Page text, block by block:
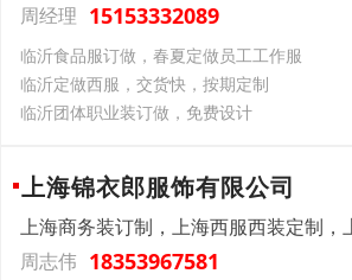
周经理 15153332089
临沂食品服订做，春夏定做员工工作服
临沂定做西服，交货快，按期定制
临沂团体职业装订做，免费设计
上海锦衣郎服饰有限公司
上海商务装订制，上海西服西装定制，
周志伟 18353967581